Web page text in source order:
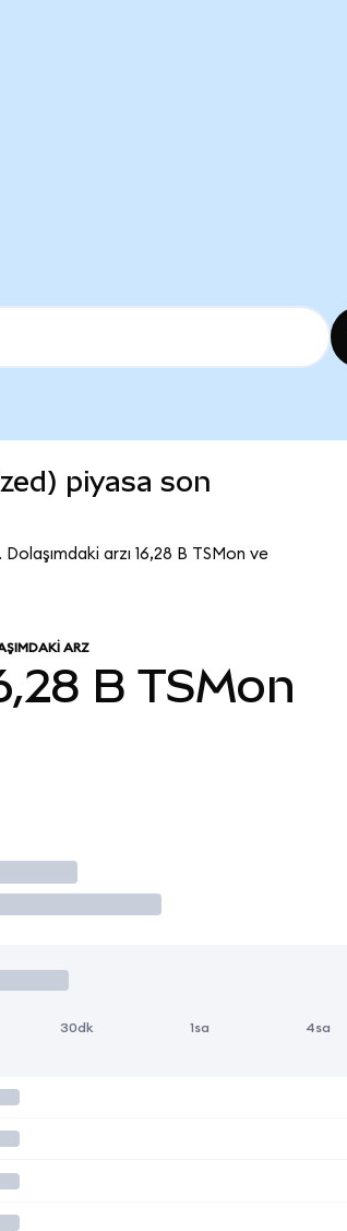
piyasa son
arzı 16,28 B TSMon ve
ARZ
B TSMon
30dk 1sa 4sa